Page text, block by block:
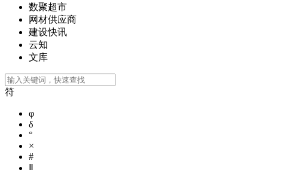
数聚超市
网材供应商
建设快讯
云知
文库
符
φ
δ
°
×
#